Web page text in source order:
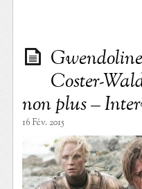
Coster-
non plus –
16 Fév. 2015